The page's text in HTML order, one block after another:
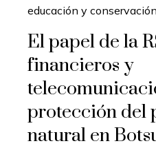
El papel de la
financieros y
protección del
natural en